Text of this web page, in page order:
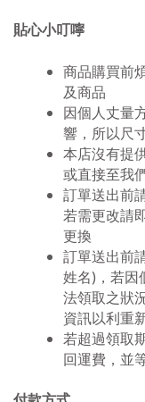
貼心小叮嚀
商品購買前
及商品
因個人丈量
響，所以尺
本店沒有提
或直接至我
訂單送出前
若需更改請
更換
訂單送出前
姓名) ，若
法領取之狀
資訊以利重
若超過領取
回運費，並